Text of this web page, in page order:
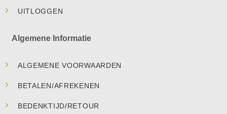
UITLOGGEN
Algemene Informatie
ALGEMENE VOORWAARDEN
BETALEN/AFREKENEN
BEDENKTIJD/RETOUR